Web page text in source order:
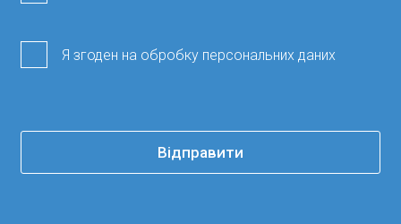
Я згоден на обробку персональних даних
Відправити